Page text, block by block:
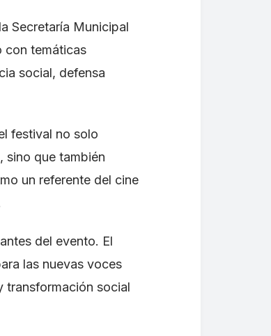
Secretaría Municipal
con temáticas
social, defensa
festival no solo
sino que también
un referente del cine
del evento. El
las nuevas voces
transformación social